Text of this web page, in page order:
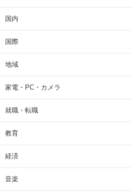
国内
国際
地域
家電・PC・カメラ
就職・転職
教育
経済
音楽